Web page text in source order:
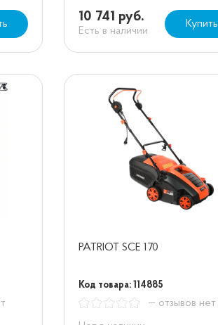
10 741 руб.
Есть в наличии
Купить
PATRIOT SCE 170
Код товара: 114885
— отзывов нет